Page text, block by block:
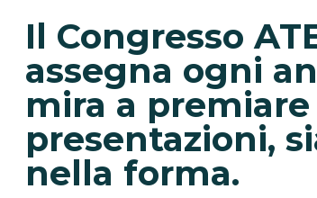
Il Congresso
assegna ogni
mira a
presentazioni,
nella forma.